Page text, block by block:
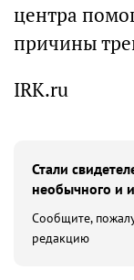
центра
причины
IRK.ru
Стали
необычного и
Сообщите,
редакцию